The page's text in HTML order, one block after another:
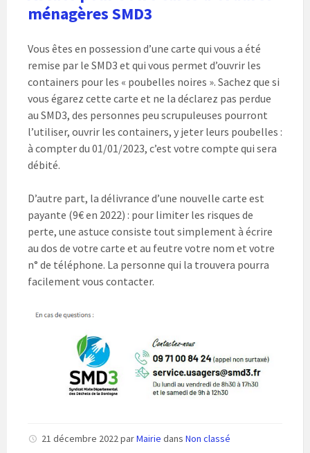
ménagères SMD3
Vous êtes en possession d’une carte qui vous a été
remise par le SMD3 et qui vous permet d’ouvrir les
containers pour les « poubelles noires ». Sachez que si
vous égarez cette carte et ne la déclarez pas perdue
au SMD3, des personnes peu scrupuleuses pourront
l’utiliser, ouvrir les containers, y jeter leurs poubelles :
à compter du 01/01/2023, c’est votre compte qui sera
débité.
D’autre part, la délivrance d’une nouvelle carte est
payante (9€ en 2022) : pour limiter les risques de
perte, une astuce consiste tout simplement à écrire
au dos de votre carte et au feutre votre nom et votre
n° de téléphone. La personne qui la trouvera pourra
facilement vous contacter.
21 décembre 2022parMairie dans Non classé